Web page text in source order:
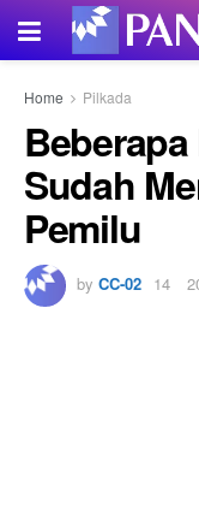
Home Pilkada
Sudah
Pemilu
by CC-02